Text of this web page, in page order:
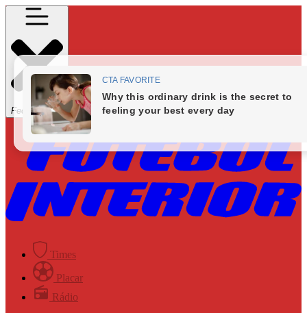
Fechar Menu
Times
Placar
Rádio